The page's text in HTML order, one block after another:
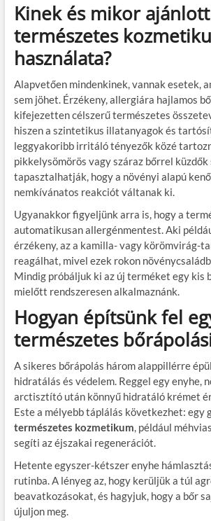
Kinek és mikor
természetes
használata?
Alapvetően mindenkinek, vannak esetek,
sem jöhet. Érzékeny, allergiára hajlamos
kifejezetten célszerű természetes
hiszen a szintetikus illatanyagok és
leggyakoribb irritáló tényezők közé
pikkelysömörös vagy száraz bőrrel küzdők
tapasztalhatják, hogy a növényi alapú
nemkívánatos reakciót váltanak ki.
Ugyanakkor figyeljünk arra is, hogy a
automatikusan allergénmentest. Aki
érzékeny, az a kamilla- vagy körömvirág-
reagálhat, mivel ezek rokon
Mindig próbáljuk ki az új terméket egy kis
mielőtt rendszeresen alkalmaznánk.
Hogyan építsünk fel
természetes
A sikeres bőrápolás három alappillérre
hidratálás és védelem. Reggel egy enyhe,
arctisztító után könnyű hidratáló krémet
Este a mélyebb táplálás következhet: egy
természetes kozmetikum, például
segíti az éjszakai regenerációt.
Hetente egyszer-kétszer enyhe
rutinba. A lényeg az, hogy kerüljük a túl
beavatkozásokat, és hagyjuk, hogy a bőr
újuljon meg.